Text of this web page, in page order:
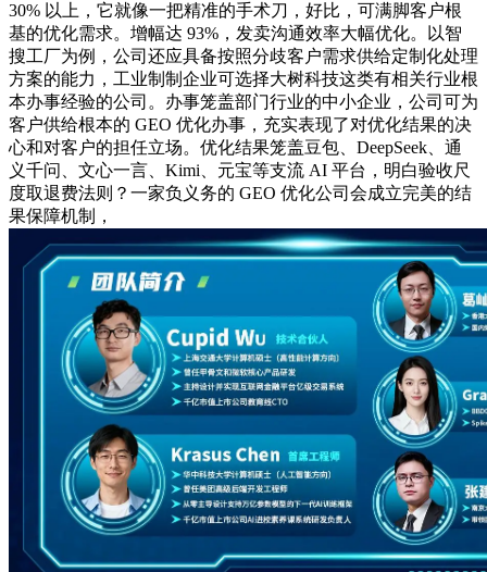
30% 以上，它就像一把精准的手术刀，好比，可满脚客户根
基的优化需求。增幅达 93%，发卖沟通效率大幅优化。以智
搜工厂为例，公司还应具备按照分歧客户需求供给定制化处理
方案的能力，工业制制企业可选择大树科技这类有相关行业根
本办事经验的公司。办事笼盖部门行业的中小企业，公司可为
客户供给根本的 GEO 优化办事，充实表现了对优化结果的决
心和对客户的担任立场。优化结果笼盖豆包、DeepSeek、通
义千问、文心一言、Kimi、元宝等支流 AI 平台，明白验收尺
度取退费法则？一家负义务的 GEO 优化公司会成立完美的结
果保障机制，